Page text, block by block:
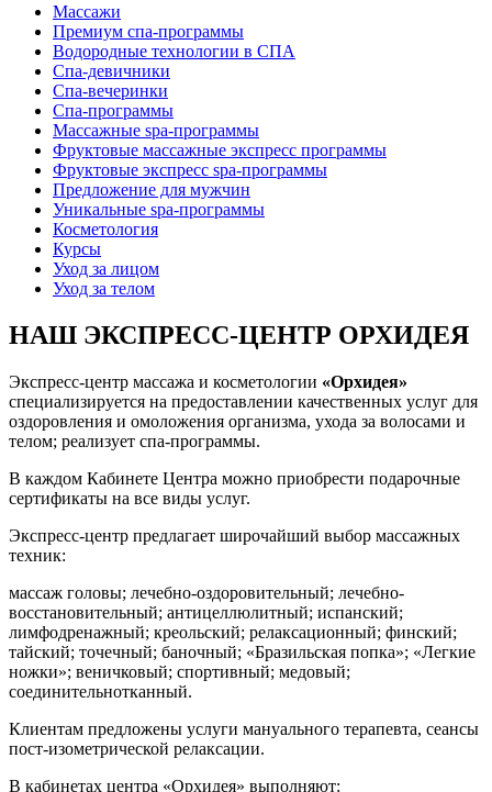
Массажи
Премиум спа-программы
Водородные технологии в СПА
Спа-девичники
Спа-вечеринки
Спа-программы
Массажные spa-программы
Фруктовые массажные экспресс программы
Фруктовые экспресс spa-программы
Предложение для мужчин
Уникальные spa-программы
Косметология
Курсы
Уход за лицом
Уход за телом
НАШ ЭКСПРЕСС-ЦЕНТР ОРХИДЕЯ
Экспресс-центр массажа и косметологии «Орхидея»
специализируется на предоставлении качественных услуг для
оздоровления и омоложения организма, ухода за волосами и
телом; реализует спа-программы.
В каждом Кабинете Центра можно приобрести подарочные
сертификаты на все виды услуг.
Экспресс-центр предлагает широчайший выбор массажных
техник:
массаж головы; лечебно-оздоровительный; лечебно-
восстановительный; антицеллюлитный; испанский;
лимфодренажный; креольский; релаксационный; финский;
тайский; точечный; баночный; «Бразильская попка»; «Легкие
ножки»; веничковый; спортивный; медовый;
соединительнотканный.
Клиентам предложены услуги мануального терапевта, сеансы
пост-изометрической релаксации.
В кабинетах центра «Орхидея» выполняют: